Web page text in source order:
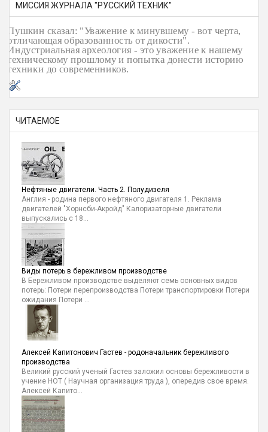
МИССИЯ ЖУРНАЛА "РУССКИЙ ТЕХНИК"
Пушкин сказал: "Уважение к минувшему - вот черта,
отличающая образованность от дикости".
Индустриальная археология - это уважение к нашему
техническому прошлому и попытка донести историю
техники до современников.
ЧИТАЕМОЕ
Нефтяные двигатели. Часть 2. Полудизеля
Англия - родина первого нефтяного двигателя 1. Реклама
двигателей "Хорнсби-Акройд" Калоризаторные двигатели
выпускались с 18...
Виды потерь в бережливом производстве
В Бережливом производстве выделяют семь основных видов
потерь: Потери перепроизводства Потери транспортировки Потери
ожидания Потери ...
Алексей Капитонович Гастев - родоначальник бережливого
производства
Великий русский ученый Гастев заложил основы бережливости в
учение НОТ ( Научная организация труда ), опередив свое время.
Алексей Капито...